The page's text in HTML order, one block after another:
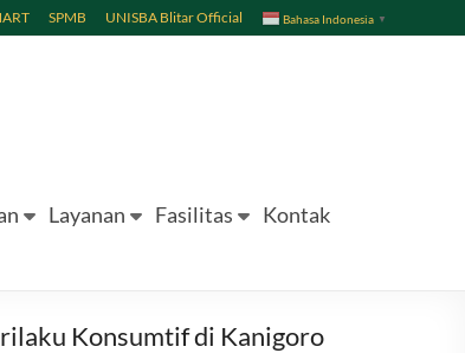
SPMB UNISBA Blitar Official Bahasa Indonesia ▼
Layanan Fasilitas
Kontak
Konsumtif di Kanigoro